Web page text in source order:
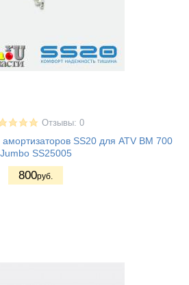
Отзывы: 0
SS20 для ATV BM 700
Jumbo SS25005
800руб.